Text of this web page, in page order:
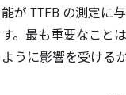
能が TTFB の測定に
す。最も重要なこと
ように影響を受ける